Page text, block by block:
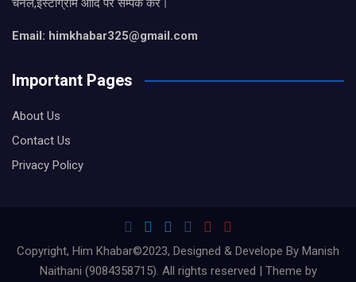
चैनल,इंस्टाग्राम आदि पर सम्पर्क करे।
Email: himkhabar325@gmail.com
Important Pages
About Us
Contact Us
Privacy Policy
Copyright, Him Khabar©2023, Designed & Develope By Manish
Naithani (9084358715). All rights reserved | Theme by